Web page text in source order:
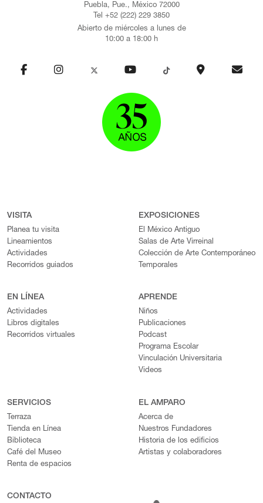
Puebla, Pue., México 72000
Tel +52 (222) 229 3850
Abierto de miércoles a lunes de
10:00 a 18:00 h
VISITA
Planea tu visita
Lineamientos
Actividades
Recorridos guiados
EXPOSICIONES
El México Antiguo
Salas de Arte Virreinal
Colección de Arte Contemporáneo
Temporales
EN LÍNEA
Actividades
Libros digitales
Recorridos virtuales
APRENDE
Niños
Publicaciones
Podcast
Programa Escolar
Vinculación Universitaria
Videos
SERVICIOS
Terraza
Tienda en Línea
Biblioteca
Café del Museo
Renta de espacios
EL AMPARO
Acerca de
Nuestros Fundadores
Historia de los edificios
Artistas y colaboradores
CONTACTO